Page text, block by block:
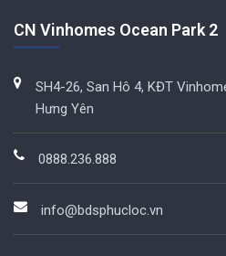
CN Vinhomes Ocean Park 2
SH4-26, San Hô 4, KĐT
Hưng Yên
0888.236.888
info@bdsphucloc.vn